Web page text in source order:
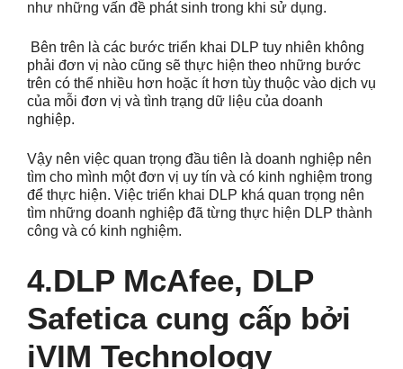
như những vấn đề phát sinh trong khi sử dụng.
Bên trên là các bước triển khai DLP tuy nhiên không
phải đơn vị nào cũng sẽ thực hiện theo những bước
trên có thể nhiều hơn hoặc ít hơn tùy thuộc vào dịch vụ
của mỗi đơn vị và tình trạng dữ liệu của doanh
nghiệp.
Vậy nên việc quan trọng đầu tiên là doanh nghiệp nên
tìm cho mình một đơn vị uy tín và có kinh nghiệm trong
để thực hiện. Việc triển khai DLP khá quan trọng nên
tìm những doanh nghiệp đã từng thực hiện DLP thành
công và có kinh nghiệm.
4.DLP McAfee, DLP
Safetica cung cấp bởi
iVIM Technology